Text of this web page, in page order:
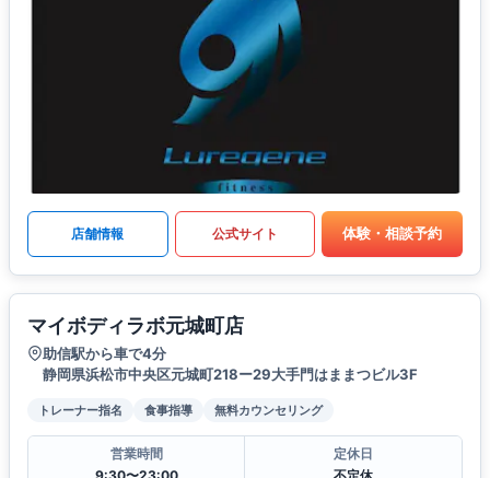
店舗情報 公式サイト 体験・相談予約
マイボディラボ元城町店
助信駅から車で4分
静岡県浜松市中央区元城町218ー29大手門はままつビル3F
トレーナー指名 食事指導 無料カウンセリング
営業時間
定休日